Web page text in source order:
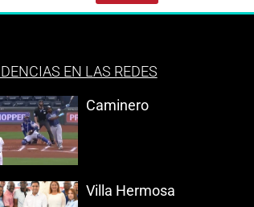
EN LAS REDES
Caminero
Villa Hermosa